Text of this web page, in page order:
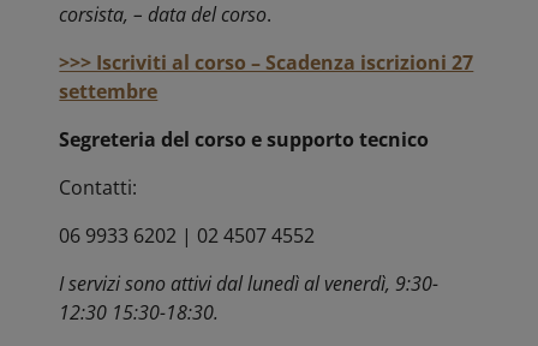
corsista, – data del corso.
>>> Iscriviti al corso – Scadenza iscrizioni 27
settembre
Segreteria del corso e supporto tecnico
Contatti:
06 9933 6202 | 02 4507 4552
I servizi sono attivi dal lunedì al venerdì, 9:30-
12:30 15:30-18:30.